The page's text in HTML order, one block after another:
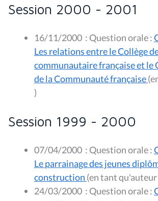
Session 2000 - 2001
16/11/2000 : Question orale :
Les relations entre le Collège
communautaire française et le
de la Communauté française(en
)
Session 1999 - 2000
07/04/2000 : Question orale :
Le parrainage des jeunes
construction
24/03/2000 : Question orale :